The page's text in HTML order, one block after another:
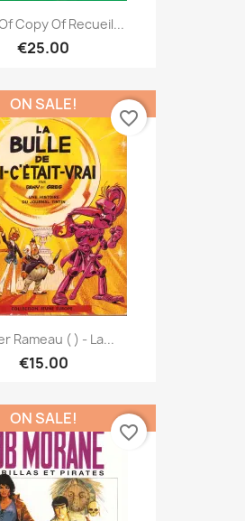
Copy Of Recueil...
€25.00
Rameau ( ) - La...
€15.00
ON SALE!
favorite_border
ON SALE!
favorite_border